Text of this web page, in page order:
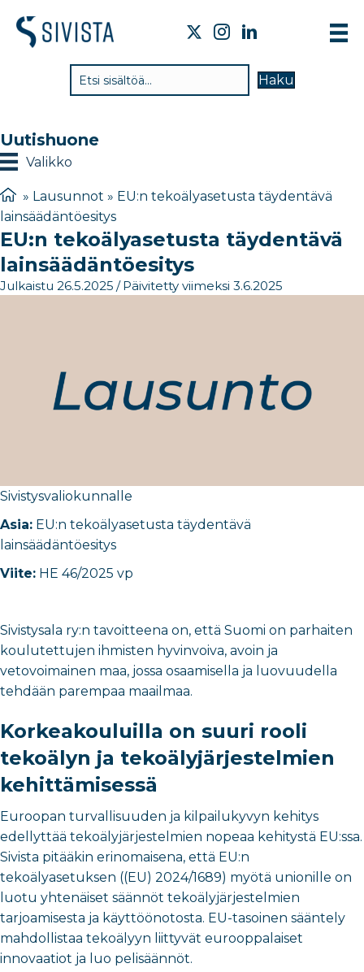
Haku
Uutishuone
Valikko
» Lausunnot » EU:n tekoälyasetusta täydentävä
lainsäädäntöesitys​
EU:n tekoälyasetusta täydentävä
lainsäädäntöesitys​
Julkaistu 26.5.2025 / Päivitetty viimeksi 3.6.2025
Sivistysvaliokunnalle
Asia: EU:n tekoälyasetusta täydentävä
lainsäädäntöesitys
Viite: HE 46/2025 vp
Sivistysala ry:n tavoitteena on, että Suomi on parhaiten
koulutettujen ihmisten hyvinvoiva, avoin ja
vetovoimainen maa, jossa osaamisella ja luovuudella
tehdään parempaa maailmaa.
Korkeakouluilla on suuri rooli
tekoälyn ja tekoälyjärjestelmien
kehittämisessä
Euroopan turvallisuuden ja kilpailukyvyn kehitys
edellyttää tekoälyjärjestelmien nopeaa kehitystä EU:ssa.
Sivista pitääkin erinomaisena, että EU:n
tekoälyasetuksen ((EU) 2024/1689) myötä unionille on
luotu yhtenäiset säännöt tekoälyjärjestelmien
tarjoamisesta ja käyttöönotosta. EU-tasoinen sääntely
mahdollistaa tekoälyyn liittyvät eurooppalaiset
innovaatiot ja luo pelisäännöt.